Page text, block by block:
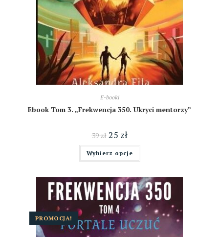
E-booki
Ebook Tom 3. „Frekwencja 350. Ukryci mentorzy”
39zł 25 zł
Wybierz opcje
PROMOCJA!